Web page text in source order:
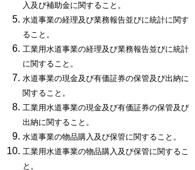
入及び補助金に関すること。
水道事業の経理及び業務報告並びに統計に関す
ること。
工業用水道事業の経理及び業務報告並びに統計
に関すること。
水道事業の現金及び有価証券の保管及び出納に
関すること。
工業用水道事業の現金及び有価証券の保管及び
出納に関すること。
水道事業の物品購入及び保管に関すること。
工業用水道事業の物品購入及び保管に関するこ
と。